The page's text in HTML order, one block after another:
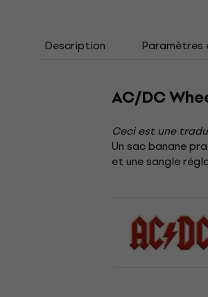
Description
AC/DC
Ceci est une
Un sac banane
et une sangle